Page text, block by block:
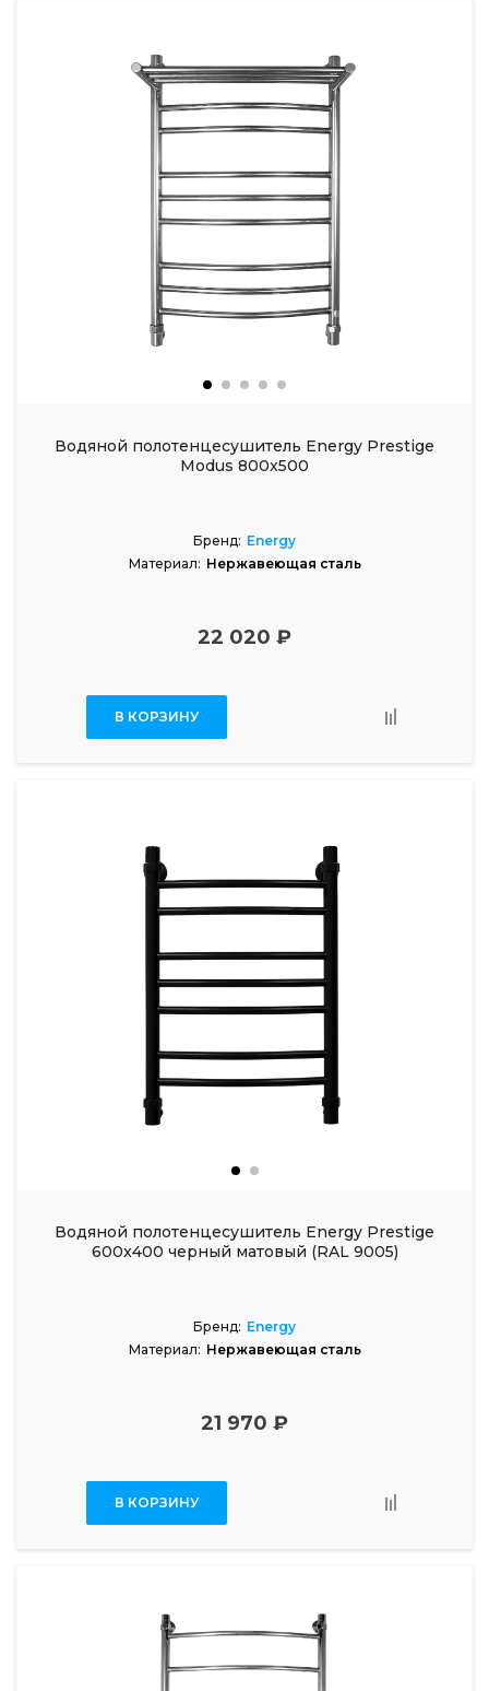
Водяной полотенцесушитель Energy Prestige
Modus 800x500
Бренд: Energy
Материал: Нержавеющая сталь
22 020 ₽
В КОРЗИНУ
Водяной полотенцесушитель Energy Prestige
600x400 черный матовый (RAL 9005)
Бренд: Energy
Материал: Нержавеющая сталь
21 970 ₽
В КОРЗИНУ